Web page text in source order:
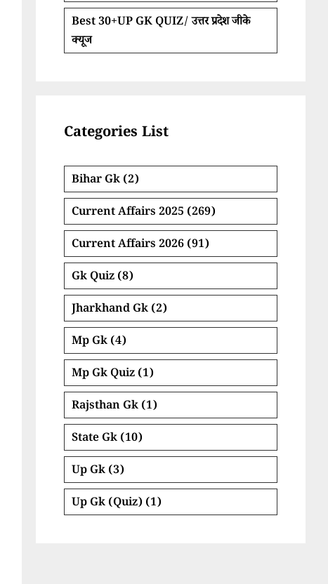
Best 30+UP GK QUIZ/ उत्तर प्रदेश जीके
क्यूज
Categories List
Bihar Gk (2)
Current Affairs 2025 (269)
Current Affairs 2026 (91)
Gk Quiz (8)
Jharkhand Gk (2)
Mp Gk (4)
Mp Gk Quiz (1)
Rajsthan Gk (1)
State Gk (10)
Up Gk (3)
Up Gk (Quiz) (1)